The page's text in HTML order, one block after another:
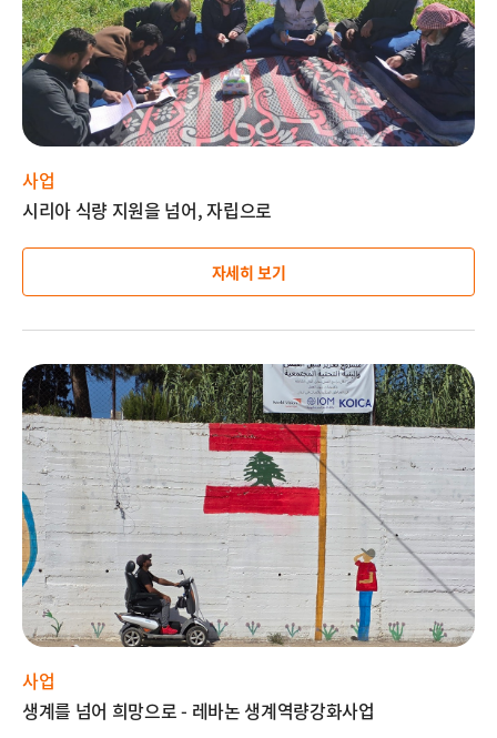
사업
시리아 식량 지원을 넘어, 자립으로
자세히 보기
이
미
지
설
사업
생계를 넘어 희망으로 - 레바논 생계역량강화사업